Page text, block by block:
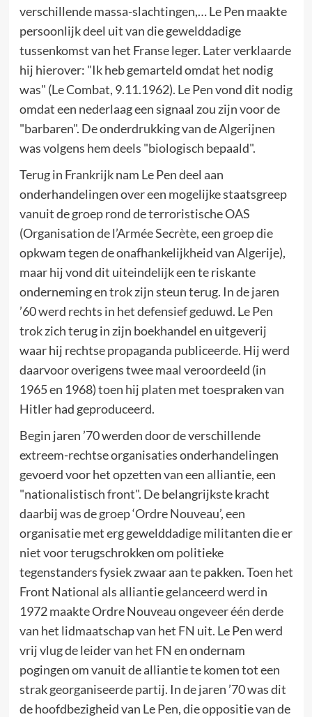
verschillende massa-slachtingen,… Le Pen maakte
persoonlijk deel uit van die gewelddadige
tussenkomst van het Franse leger. Later verklaarde
hij hierover: "Ik heb gemarteld omdat het nodig
was" (Le Combat, 9.11.1962). Le Pen vond dit nodig
omdat een nederlaag een signaal zou zijn voor de
"barbaren". De onderdrukking van de Algerijnen
was volgens hem deels "biologisch bepaald".
Terug in Frankrijk nam Le Pen deel aan
onderhandelingen over een mogelijke staatsgreep
vanuit de groep rond de terroristische OAS
(Organisation de l’Armée Secrète, een groep die
opkwam tegen de onafhankelijkheid van Algerije),
maar hij vond dit uiteindelijk een te riskante
onderneming en trok zijn steun terug. In de jaren
’60 werd rechts in het defensief geduwd. Le Pen
trok zich terug in zijn boekhandel en uitgeverij
waar hij rechtse propaganda publiceerde. Hij werd
daarvoor overigens twee maal veroordeeld (in
1965 en 1968) toen hij platen met toespraken van
Hitler had geproduceerd.
Begin jaren ’70 werden door de verschillende
extreem-rechtse organisaties onderhandelingen
gevoerd voor het opzetten van een alliantie, een
"nationalistisch front". De belangrijkste kracht
daarbij was de groep ‘Ordre Nouveau’, een
organisatie met erg gewelddadige militanten die er
niet voor terugschrokken om politieke
tegenstanders fysiek zwaar aan te pakken. Toen het
Front National als alliantie gelanceerd werd in
1972 maakte Ordre Nouveau ongeveer één derde
van het lidmaatschap van het FN uit. Le Pen werd
vrij vlug de leider van het FN en ondernam
pogingen om vanuit de alliantie te komen tot een
strak georganiseerde partij. In de jaren ’70 was dit
de hoofdbezigheid van Le Pen, die oppositie van de